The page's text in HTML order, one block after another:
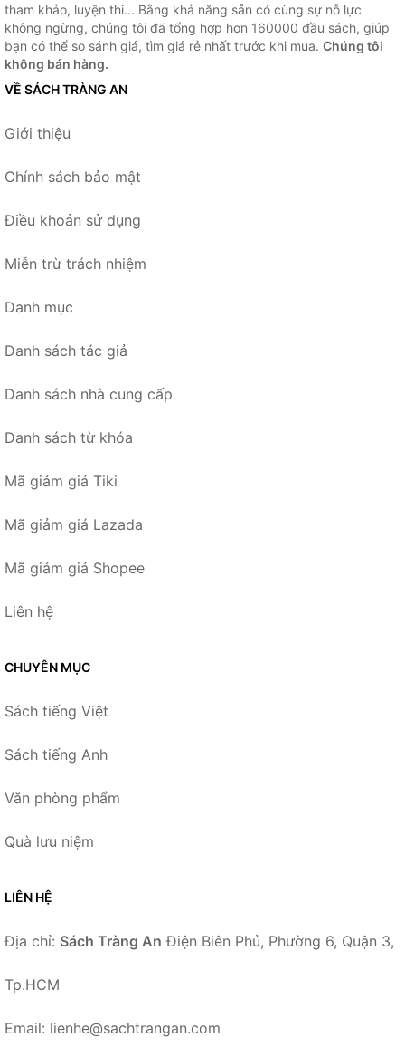
tham khảo, luyện thi... Bằng khả năng sẵn có cùng sự nỗ lực
không ngừng, chúng tôi đã tổng hợp hơn 160000 đầu sách, giúp
bạn có thể so sánh giá, tìm giá rẻ nhất trước khi mua. Chúng tôi
không bán hàng.
VỀ SÁCH TRÀNG AN
Giới thiệu
Chính sách bảo mật
Điều khoản sử dụng
Miễn trừ trách nhiệm
Danh mục
Danh sách tác giả
Danh sách nhà cung cấp
Danh sách từ khóa
Mã giảm giá Tiki
Mã giảm giá Lazada
Mã giảm giá Shopee
Liên hệ
CHUYÊN MỤC
Sách tiếng Việt
Sách tiếng Anh
Văn phòng phẩm
Quà lưu niệm
LIÊN HỆ
Địa chỉ: Sách Tràng An Điện Biên Phủ, Phường 6, Quận 3,
Tp.HCM
Email: lienhe@sachtrangan.com